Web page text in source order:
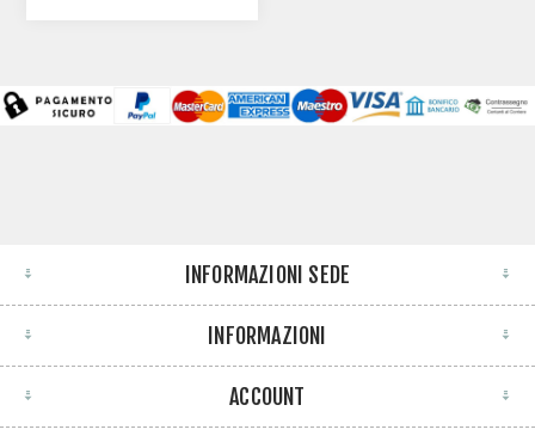
INFORMAZIONI SEDE
INFORMAZIONI
ACCOUNT